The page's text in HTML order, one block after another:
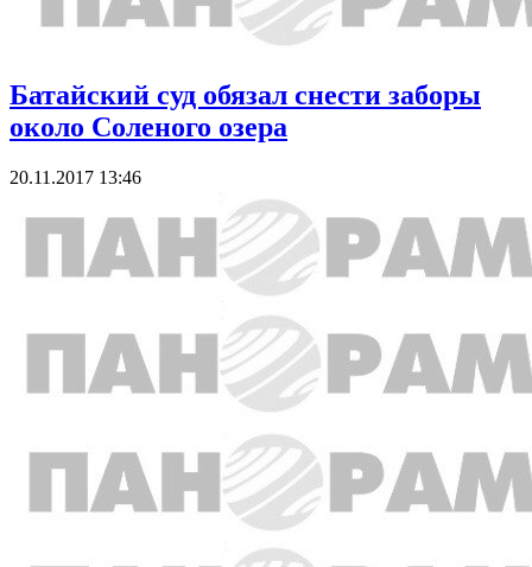
Батайский суд обязал снести заборы
около Соленого озера
20.11.2017 13:46